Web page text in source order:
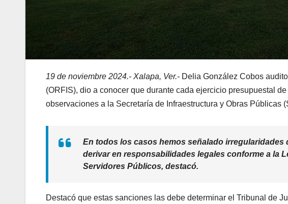
19 de noviembre 2024.- Xalapa, Ver.- Delia González Cobos
(ORFIS), dio a conocer que durante cada ejercicio presupuestal
observaciones a la Secretaría de Infraestructura y Obras Públicas
En todos los casos hemos señalado
derivar en responsabilidades legales conforme a la
Servidores Públicos, destacó.
Destacó que estas sanciones las debe determinar el Tribunal de